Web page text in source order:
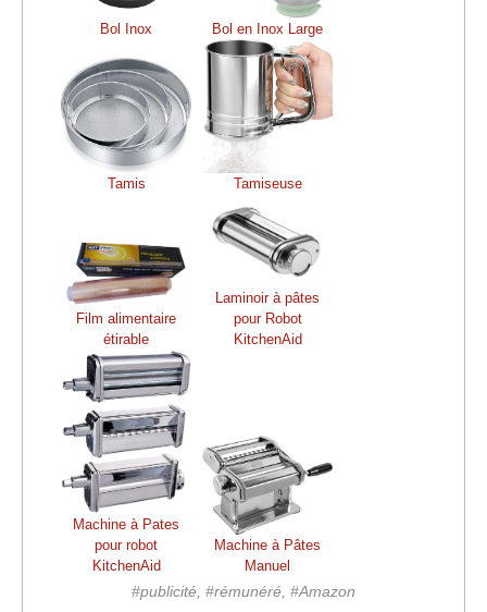
Bol Inox Bol en Inox Large
Tamis Tamiseuse
Film alimentaire
étirable
Laminoir à pâtes
pour Robot
KitchenAid
Machine à Pates
pour robot
KitchenAid
Machine à Pâtes
Manuel
#publicité, #rémunéré, #Amazon